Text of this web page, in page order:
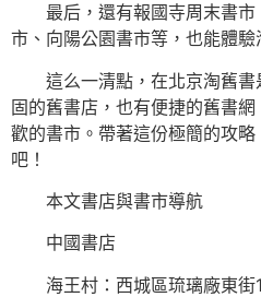
最后，還有報國寺周末書
市、向陽公園書市等，也能體驗
這么一清點，在北京淘舊
固的舊書店，也有便捷的舊書
歡的書市。帶著這份極簡的攻略
吧！
本文書店與書市導航
中國書店
海王村：西城區琉璃廠東街